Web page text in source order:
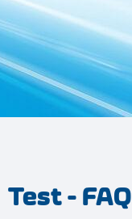
Test - FAQ